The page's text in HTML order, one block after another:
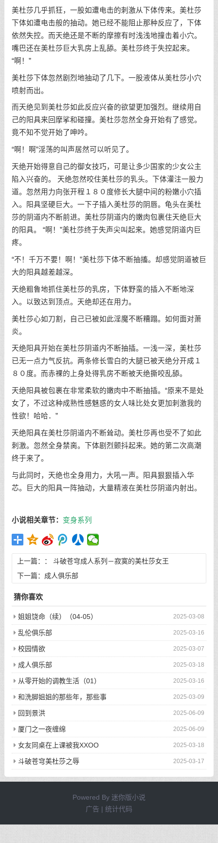
美杜莎几乎抓狂，一股如遭电击的刺激从下体传来。美杜莎
下体如遭电击般的抽动。她已经不能阻止那种反应了，下体
依然失控。而天绝还是不断的摩擦有时浅浅地撞击着小穴。
嘴巴还在美杜莎巨大乳房上乱舔。美杜莎终于失控起来。
“啊！”
美杜莎下体忽然剧烈地抽动了几下。一股液体从美杜莎小穴
喷射而出。
而天绝见到美杜莎如此反应兴奋的欲望更加强烈。继续用自
己的阳具来回摩挲和碰撞。美杜莎忽然全身开始有了感觉。
竟不知不觉开始了呻吟。
“啊！啊”淫荡的叫声居然可以听见了。
天绝开始得意自己的御女技巧，可是让多少国家的少女公主
陷入兴奋的。 天绝忽然咬住美杜莎的乳头。下体灌注一股力
道。忽然用力向张开程１８０度修长大腿中间的粉嫩小穴插
入。阳具坚硬巨大。一下子插入美杜莎的阴唇。龟头在美杜
莎的阴道内不断前进。美杜莎阴道内的嫩肉包裹住天绝巨大
的阳具。 “啊！”美杜莎终于失声尖叫起来。她感觉阴道内巨
疼。
“不！千万不要！啊！”美杜莎下体不断抽搐。却感觉阴道被巨
大的阳具越差越深。
天绝粗鲁地抓住美杜莎的乳房，下体野蛮的插入不断地深
入。以致达到顶点。天绝却还在用力。
美杜莎心如刀割，自己已被如此淫魔不断糟蹋。如何面对萧
炎。
天绝阳具开始在美杜莎阴道内不断抽插。一浅一深，美杜莎
已无一点力气反抗。两条修长雪白的大腿已被天绝分开成１
８０度。而赤裸的上身处得乳房不断被天绝撕咬乱舔。
天绝阳具被包裹在非常柔软的嫩肉中不断抽插。“原来不是处
女了，不过这种成熟性感魅惑的女人味比处女更加刺激我的
性欲！哈哈．”
天绝阳具在美杜莎阴道内不断耸动。美杜莎再也受不了如此
刺激。忽然全身禁脔。下体剧烈颤抖起来。她的第二次高潮
终于来了。
与此同时，天绝也全身用力，大吼一声。阳具狠狠插入华
芯。巨大的阳具一阵抽动，大量精液在美杜莎阴道内射出。
小说相关章节： 变身系列
上一篇：： 斗破苍穹成人系列－寂寞的美杜莎女王
下一篇： 成人俱乐部
猜你喜欢
2025-03-08
姐姐饶命（续）（04-05）
2025-03-16
乱伦俱乐部
2025-03-07
校园情欲
2025-03-18
成人俱乐部
2025-03-16
从零开始的调教生活（01）
2025-03-09
和洗脚姐姐的那些年，那些事
2025-06-09
回到景洪
2025-06-09
厦门之一夜缠绵
2025-03-18
女友同桌在上课被我XXOO
2025-03-17
斗破苍穹美杜莎之辱
Powered By 迷你版小说
广告 | 统计代码